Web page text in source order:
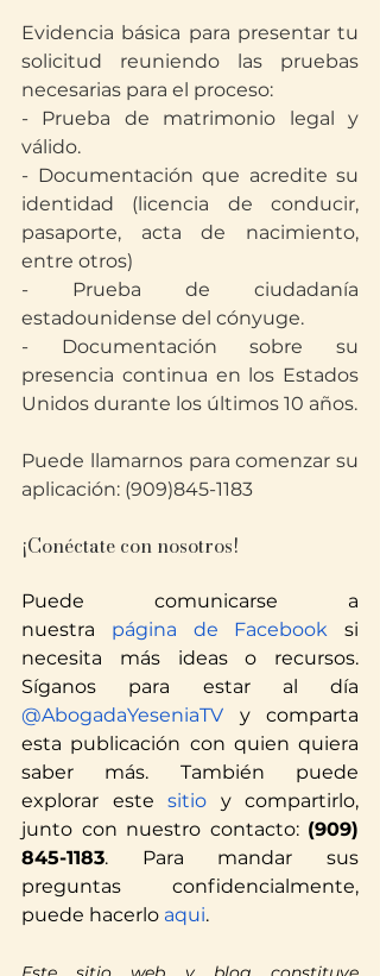
Evidencia básica para presentar tu
solicitud reuniendo las pruebas
necesarias para el proceso:
- Prueba de matrimonio legal y
válido.
- Documentación que acredite su
identidad (licencia de conducir,
pasaporte, acta de nacimiento,
entre otros)
- Prueba de ciudadanía
estadounidense del cónyuge.
- Documentación sobre su
presencia continua en los Estados
Unidos durante los últimos 10 años.
Puede llamarnos para comenzar su
aplicación: (909)845-1183
¡Conéctate con nosotros!
Puede comunicarse a
nuestra página de Facebook si
necesita más ideas o recursos.
Síganos para estar al día
@AbogadaYeseniaTV y comparta
esta publicación con quien quiera
saber más. También puede
explorar este sitio y compartirlo,
junto con nuestro contacto: (909)
845-1183. Para mandar sus
preguntas confidencialmente,
puede hacerlo aqui.